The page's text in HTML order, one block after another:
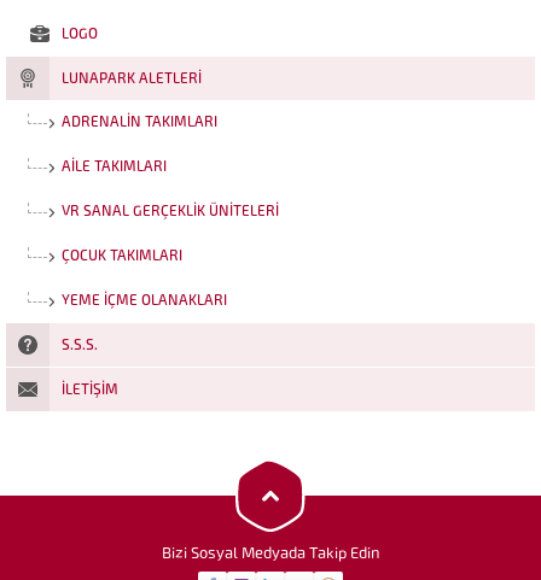
LOGO
LUNAPARK ALETLERI
ADRENALIN TAKIMLARI
AILE TAKIMLARI
VR SANAL GERÇEKLIK ÜNITELERI
ÇOCUK TAKIMLARI
YEME İÇME OLANAKLARI
S.S.S.
İLETIŞIM
Bizi Sosyal Medyada Takip Edin